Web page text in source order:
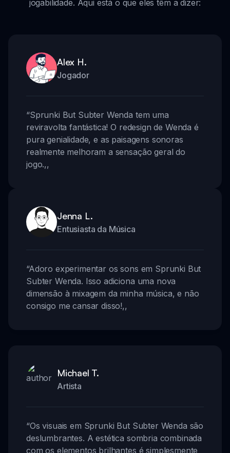
jogabilidade. Aqui está o que eles têm a dizer:
Alex H.
Jogador
“Sprunki But Subter Wenda tem uma
reviravolta fantástica! O redesign de Wenda é
pura genialidade, e as paisagens sonoras
realmente melhoram a sensação geral do
jogo.,,
Jenna L.
Entusiasta da Música
“Adoro experimentar os sons em Sprunki But
Subter Wenda. Isso adiciona uma nova
dimensão à mixagem da minha música, e não
consigo me cansar disso!,,
Michael T.
Artista
“Os visuais em Sprunki But Subter Wenda são
deslumbrantes. A estética sombria combinada
com os elementos brilhantes é simplesmente